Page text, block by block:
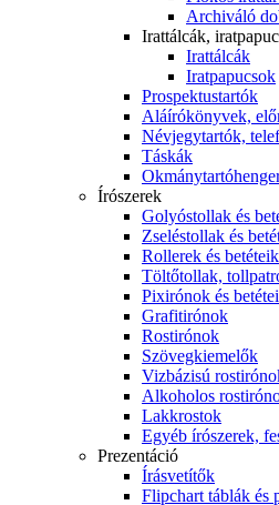
Archiváló
Irattálcák,
Irattálcák
Iratpapucsok
Prospektustartók
Aláírókönyvek,
Névjegytartók,
Táskák
Írószerek
Golyóstollak és
Zseléstollak és
Rollerek és betéteik
Töltőtollak,
Pixirónok és
Grafitirónok
Rostirónok
Szövegkiemelők
Vizbázisú
Alkoholos
Lakkrostok
Egyéb írószerek,
Prezentáció
Írásvetítők
Flipchart táblák és